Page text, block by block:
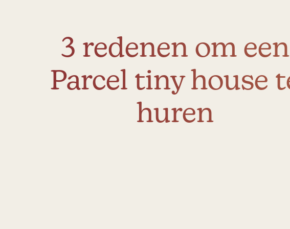
3 redenen om een
Parcel tiny house
huren